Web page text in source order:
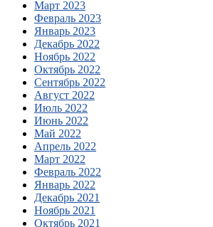
Март 2023
Февраль 2023
Январь 2023
Декабрь 2022
Ноябрь 2022
Октябрь 2022
Сентябрь 2022
Август 2022
Июль 2022
Июнь 2022
Май 2022
Апрель 2022
Март 2022
Февраль 2022
Январь 2022
Декабрь 2021
Ноябрь 2021
Октябрь 2021